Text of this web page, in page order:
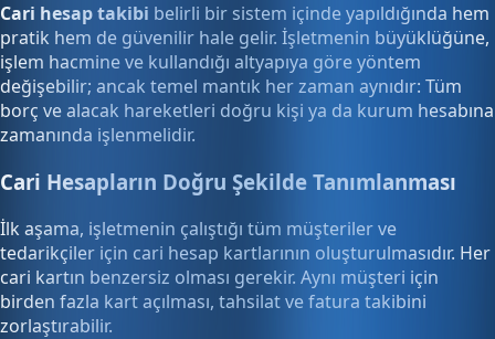
Cari hesap takibi belirli bir sistem içinde yapıldığında hem
pratik hem de güvenilir hale gelir. İşletmenin büyüklüğüne,
işlem hacmine ve kullandığı altyapıya göre yöntem
değişebilir; ancak temel mantık her zaman aynıdır: Tüm
borç ve alacak hareketleri doğru kişi ya da kurum hesabına
zamanında işlenmelidir.
Cari Hesapların Doğru Şekilde Tanımlanması
İlk aşama, işletmenin çalıştığı tüm müşteriler ve
tedarikçiler için cari hesap kartlarının oluşturulmasıdır. Her
cari kartın benzersiz olması gerekir. Aynı müşteri için
birden fazla kart açılması, tahsilat ve fatura takibini
zorlaştırabilir.